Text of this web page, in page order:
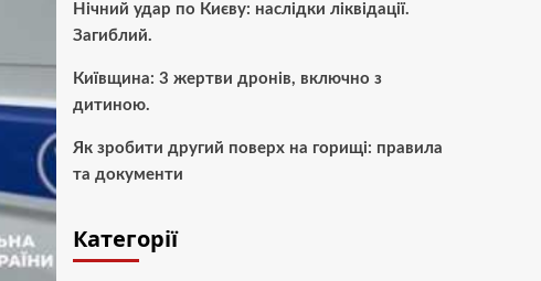
Нічний удар по Києву: наслідки ліквідації.
Загиблий.
Київщина: 3 жертви дронів, включно з
дитиною.
Як зробити другий поверх на горищі: правила
та документи
Категорії